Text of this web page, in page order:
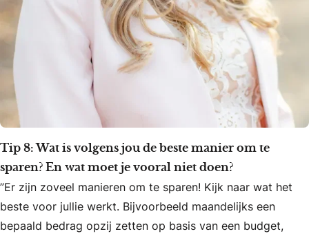
Tip 8: Wat is volgens jou de beste manier om te
sparen? En wat moet je vooral niet doen?
”Er zijn zoveel manieren om te sparen! Kijk naar wat het
beste voor jullie werkt. Bijvoorbeeld maandelijks een
bepaald bedrag opzij zetten op basis van een budget,